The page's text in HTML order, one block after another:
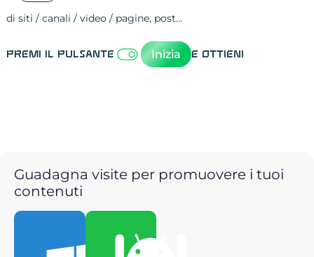
di siti / canali / video / pagine, post…
Premi il pulsante Inizia e ottieni
Guadagna visite per promuovere i tuoi
contenuti